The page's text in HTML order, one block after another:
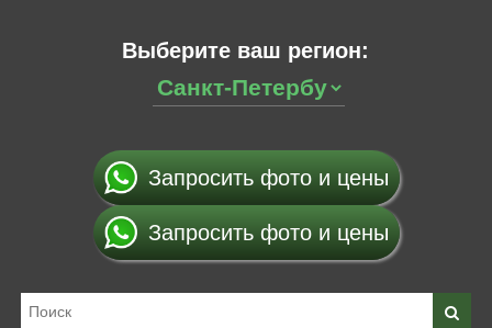
Выберите ваш регион:
Запросить фото и цены
Запросить фото и цены